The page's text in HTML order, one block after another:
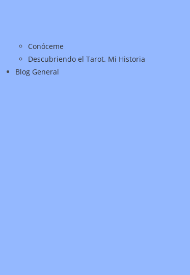
Conóceme
Descubriendo el Tarot. Mi Historia
Blog General